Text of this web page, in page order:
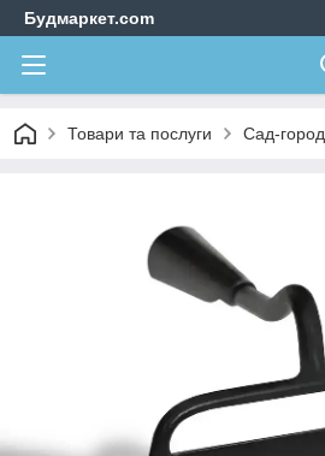
Будмаркет.com
Товари та послуги Сад-город